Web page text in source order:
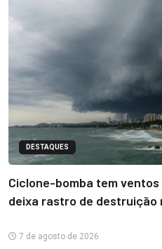
DESTAQUES
Ciclone-bomba tem ventos
deixa rastro de destruição
7 de agosto de 2026